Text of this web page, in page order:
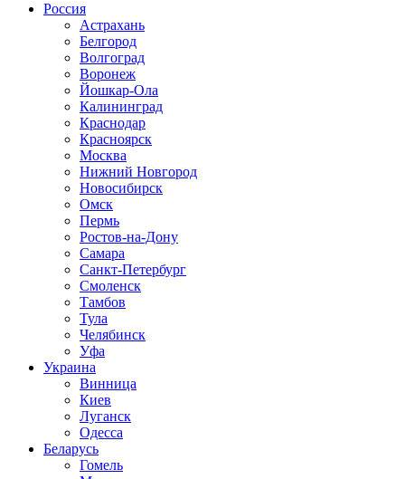
Россия
Астрахань
Белгород
Волгоград
Воронеж
Йошкар-Ола
Калининград
Краснодар
Красноярск
Москва
Нижний Новгород
Новосибирск
Омск
Пермь
Ростов-на-Дону
Самара
Санкт-Петербург
Смоленск
Тамбов
Тула
Челябинск
Уфа
Украина
Винница
Киев
Луганск
Одесса
Беларусь
Гомель